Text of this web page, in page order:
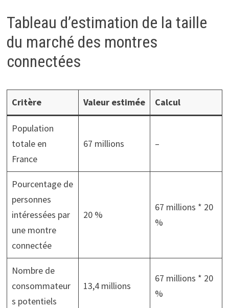
Tableau d’estimation de la taille
du marché des montres
connectées
Critère Valeur estimée Calcul
Population
totale en
France
67 millions –
Pourcentage de
personnes
intéressées par
une montre
connectée
20 %
67 millions * 20
%
Nombre de
consommateur
s potentiels
13,4 millions
67 millions * 20
%